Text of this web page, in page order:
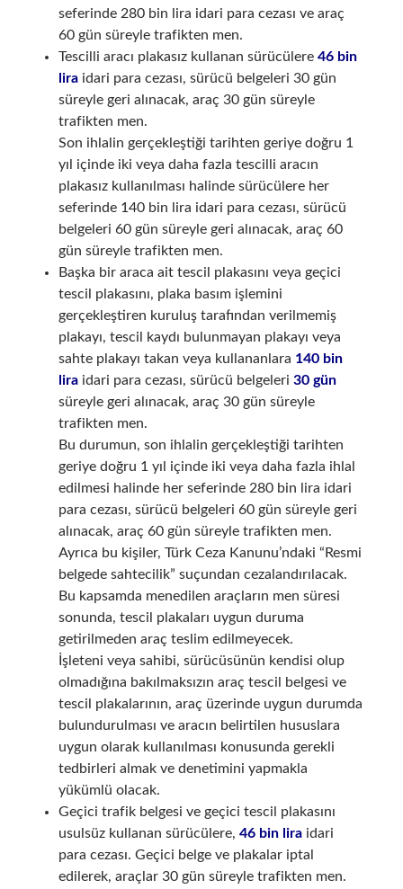
seferinde 280 bin lira idari para cezası ve araç
60 gün süreyle trafikten men.
Tescilli aracı plakasız kullanan sürücülere 46 bin
liraidari para cezası, sürücü belgeleri 30 gün
süreyle geri alınacak, araç 30 gün süreyle
trafikten men.
Son ihlalin gerçekleştiği tarihten geriye doğru 1
yıl içinde iki veya daha fazla tescilli aracın
plakasız kullanılması halinde sürücülere her
seferinde 140 bin lira idari para cezası, sürücü
belgeleri 60 gün süreyle geri alınacak, araç 60
gün süreyle trafikten men.
Başka bir araca ait tescil plakasını veya geçici
tescil plakasını, plaka basım işlemini
gerçekleştiren kuruluş tarafından verilmemiş
plakayı, tescil kaydı bulunmayan plakayı veya
sahte plakayı takan veya kullananlara 140 bin
liraidari para cezası, sürücü belgeleri 30 gün
süreyle geri alınacak, araç 30 gün süreyle
trafikten men.
Bu durumun, son ihlalin gerçekleştiği tarihten
geriye doğru 1 yıl içinde iki veya daha fazla ihlal
edilmesi halinde her seferinde 280 bin lira idari
para cezası, sürücü belgeleri 60 gün süreyle geri
alınacak, araç 60 gün süreyle trafikten men.
Ayrıca bu kişiler, Türk Ceza Kanunu’ndaki “Resmi
belgede sahtecilik” suçundan cezalandırılacak.
Bu kapsamda menedilen araçların men süresi
sonunda, tescil plakaları uygun duruma
getirilmeden araç teslim edilmeyecek.
İşleteni veya sahibi, sürücüsünün kendisi olup
olmadığına bakılmaksızın araç tescil belgesi ve
tescil plakalarının, araç üzerinde uygun durumda
bulundurulması ve aracın belirtilen hususlara
uygun olarak kullanılması konusunda gerekli
tedbirleri almak ve denetimini yapmakla
yükümlü olacak.
Geçici trafik belgesi ve geçici tescil plakasını
usulsüz kullanan sürücülere, 46 bin liraidari
para cezası. Geçici belge ve plakalar iptal
edilerek, araçlar 30 gün süreyle trafikten men.